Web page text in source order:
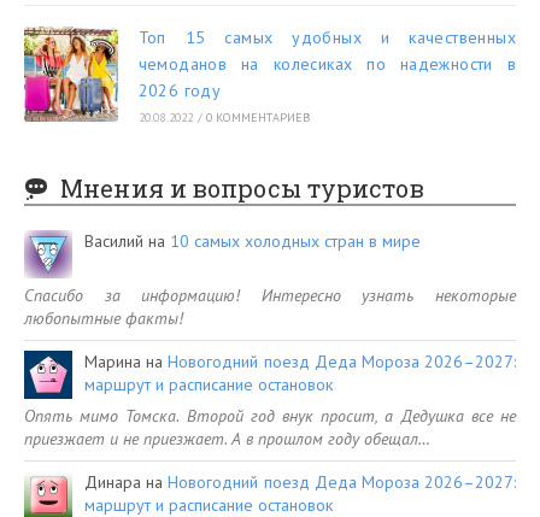
Топ 15 самых удобных и качественных
чемоданов на колесиках по надежности в
2026 году
20.08.2022 / 0 КОММЕНТАРИЕВ
Мнения и вопросы туристов
Василий на 10 самых холодных стран в мире
Спасибо за информацию! Интересно узнать некоторые
любопытные факты!
Марина наНовогодний поезд Деда Мороза 2026–2027:
маршрут и расписание остановок
Опять мимо Томска. Второй год внук просит, а Дедушка все не
приезжает и не приезжает. А в прошлом году обещал…
Динара наНовогодний поезд Деда Мороза 2026–2027:
маршрут и расписание остановок